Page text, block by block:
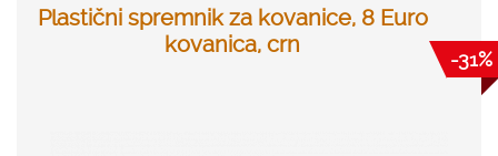
Plastični spremnik za kovanice, 8 Euro
kovanica, crn
-31%